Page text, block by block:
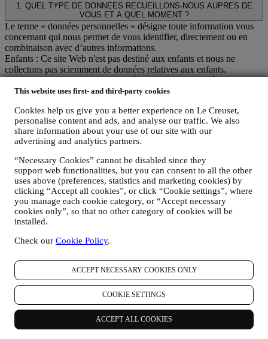
This website uses first- and third-party cookies
Cookies help us give you a better experience on Le Creuset,
personalise content and ads, and analyse our traffic. We also
share information about your use of our site with our
advertising and analytics partners.
“Necessary Cookies” cannot be disabled since they
support web functionalities, but you can consent to all the other
uses above (preferences, statistics and marketing cookies) by
clicking “Accept all cookies”, or click “Cookie settings”, where
you manage each cookie category, or “Accept necessary
cookies only”, so that no other category of cookies will be
installed.
Check our Cookie Policy.
ACCEPT NECESSARY COOKIES ONLY
COOKIE SETTINGS
ACCEPT ALL COOKIES
1. QUEL TYPE DE DONNEES RECUEILLONS-NOUS AUPRES DE
VOUS ET A QUEL MOMENT ?
Le terme « données personnelles » désigne toute information vous
concernant qui nous permet de vous identifier, directement ou en
combinaison avec d’autres informations.
Enfants : Ce site Web n'est pas destiné aux enfants et nous ne
collectons pas sciemment de données relatives aux enfants.
Nous pouvons recueillir des données personnelles auprès de vous
lorsque vous utilisez notre site Web (le « site Web »), lorsque vous
Creuset sur le site Web ou en boutique Signature et Outlet ou
lorsque vous vous abonnez à nos communications marketing. En
fonction de votre demande ou de votre consentement, les données
personnelles peuvent concerner :
le nom, le prénom, l'adresse électronique, la date de naissance
et autres coordonnées (adresse et numéro de téléphone), la
création d’un compte Le Creuset ou tout achat en tant
qu’utilisateur invité, ou l’abonnement à nos communications
marketing sur le site Web ou en magasin.
vos données d’achat, par exemple la date et l’heure d’achat,
paiement, ainsi que les données nécessaires à la gestion de vos
les données relatives à votre historique de navigation en ligne
(par exemple les identifiants en ligne tels que votre adresse IP,
la version du navigateur, le système d’exploitation, la durée de
la visite, les visites successives, l’origine géographique),
recueillies pendant vos visites sur le site Web (que vous soyez
un utilisateur enregistré ou non), en ayant recours à des
journaux ou des technologies de suivi telles que les « cookies